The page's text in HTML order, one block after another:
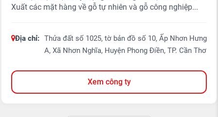
Xuất các mặt hàng về gỗ tự nhiên và gỗ công nghiệp...
Địa chỉ: Thửa đất số 1025, tờ bản đồ số 10, Ấp Nhơn Hưng
A, Xã Nhơn Nghĩa, Huyện Phong Điền, TP. Cần Thơ
Xem công ty